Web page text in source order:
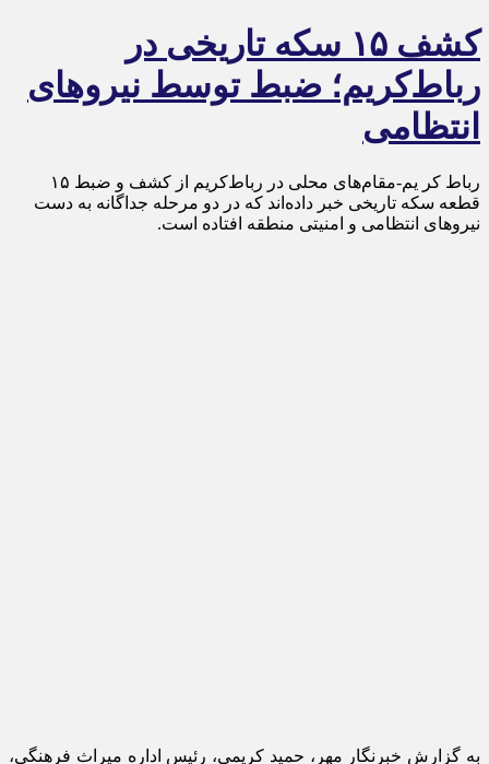
کشف ۱۵ سکه تاریخی در
رباط‌کریم؛ ضبط توسط نیروهای
انتظامی
رباط کر یم-مقام‌های محلی در رباط‌کریم از کشف و ضبط ۱۵
قطعه سکه تاریخی خبر داده‌اند که در دو مرحله جداگانه به دست
نیروهای انتظامی و امنیتی منطقه افتاده است.
به گزارش خبرنگار مهر، حمید کریمی، رئیس اداره میراث فرهنگی،